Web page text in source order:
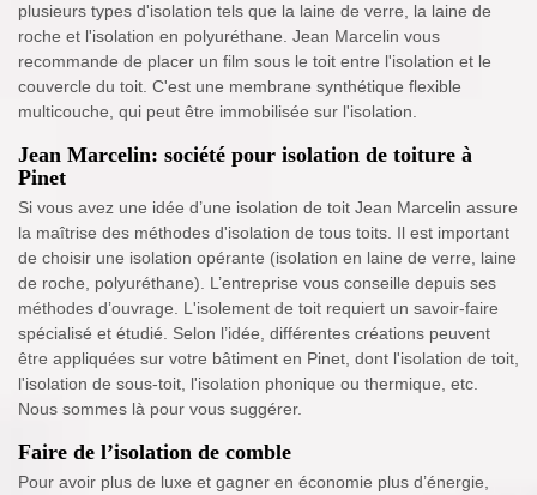
plusieurs types d'isolation tels que la laine de verre, la laine de
roche et l'isolation en polyuréthane. Jean Marcelin vous
recommande de placer un film sous le toit entre l'isolation et le
couvercle du toit. C'est une membrane synthétique flexible
multicouche, qui peut être immobilisée sur l'isolation.
Jean Marcelin: société pour isolation de toiture à
Pinet
Si vous avez une idée d’une isolation de toit Jean Marcelin assure
la maîtrise des méthodes d'isolation de tous toits. Il est important
de choisir une isolation opérante (isolation en laine de verre, laine
de roche, polyuréthane). L’entreprise vous conseille depuis ses
méthodes d’ouvrage. L'isolement de toit requiert un savoir-faire
spécialisé et étudié. Selon l’idée, différentes créations peuvent
être appliquées sur votre bâtiment en Pinet, dont l'isolation de toit,
l'isolation de sous-toit, l'isolation phonique ou thermique, etc.
Nous sommes là pour vous suggérer.
Faire de l’isolation de comble
Pour avoir plus de luxe et gagner en économie plus d’énergie,